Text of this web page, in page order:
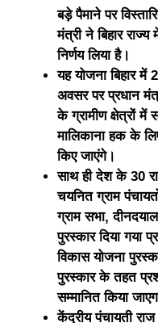
बड़े पैमाने पर
मंत्री ने बिहार
निर्णय लिया है।
यह योजना बिहार में
अवसर पर प्रधान
के ग्रामीण क्षेत्रों में
मालिकाना हक के लिए
किए जाएंगे।
साथ ही देश के 30
चयनित ग्राम
ग्राम सभा,
पुरस्कार दिया गया
विकास योजना
पुरस्कार के तहत
सम्मानित किया
केंद्रीय पंचायती